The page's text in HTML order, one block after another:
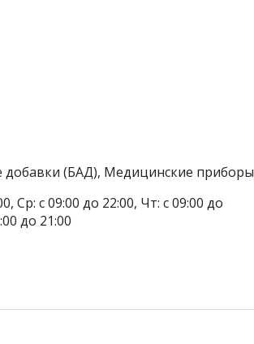
добавки (БАД), Медицинские приборы
Ср: с 09:00 до 22:00, Чт: с 09:00 до
до 21:00